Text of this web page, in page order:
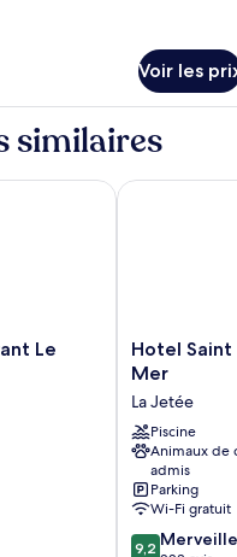
Voir les
similaires
Le
Galion Canet Plage
Hotel
Saint
Face
à
la
Mer
La
Jetée
Hotel Saint
Mer
La Jetée
Piscine
Animaux de
admis
Parking
Wi-Fi gratuit
9.2
9,2
Hotel Saint